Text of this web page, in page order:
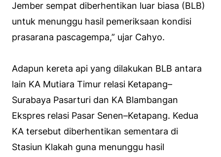
Jember sempat diberhentikan luar biasa (BLB)
untuk menunggu hasil pemeriksaan kondisi
prasarana pascagempa,” ujar Cahyo.
Adapun kereta api yang dilakukan BLB antara
lain KA Mutiara Timur relasi Ketapang–
Surabaya Pasarturi dan KA Blambangan
Ekspres relasi Pasar Senen–Ketapang. Kedua
KA tersebut diberhentikan sementara di
Stasiun Klakah guna menunggu hasil